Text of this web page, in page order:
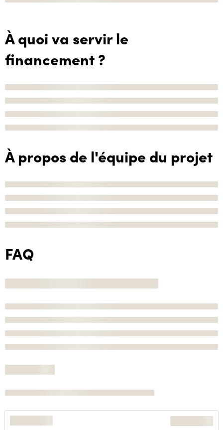
À quoi va servir le
financement ?
À propos de l'équipe du projet
FAQ